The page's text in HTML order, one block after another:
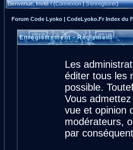
Bienvenue, Invité ! (Connexion|S'enregistrer)
Forum Code Lyoko | CodeLyoko.Fr Index du
Enregistrement - Règlement
Les
éditer tous les
possible.
Vous
vue et opinion
modérateurs,
par